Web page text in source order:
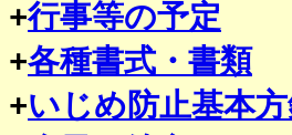
+行事等の予定
+各種書式・書類
+いじめ防止基本